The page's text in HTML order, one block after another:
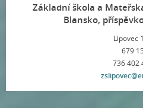
Základní škola a
Blansko,
Lipovec
679 15
736 402